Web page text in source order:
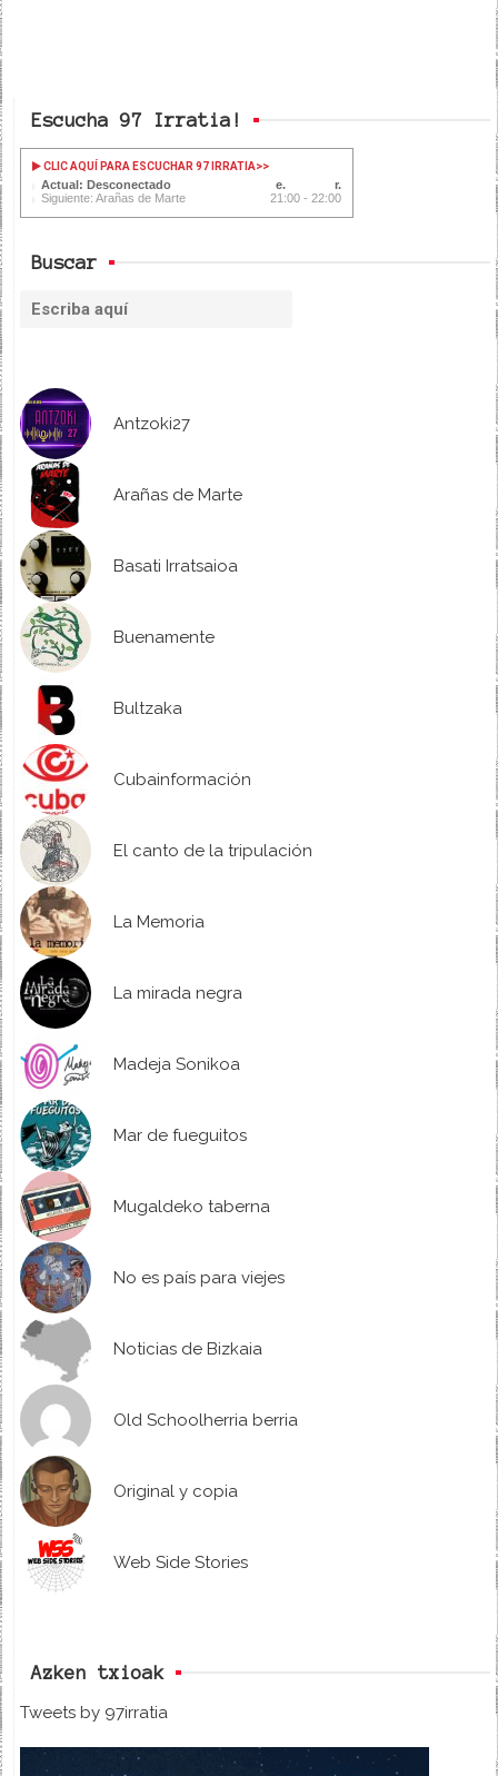
Escucha 97 Irratia!
CLIC AQUÍ PARA ESCUCHAR 97 IRRATIA>>
Actual: Desconectado
Siguiente: Arañas de Marte
21:00 - 22:00
Buscar
Antzoki27
Arañas de Marte
Basati Irratsaioa
Buenamente
Bultzaka
Cubainformación
El canto de la tripulación
La Memoria
La mirada negra
Madeja Sonikoa
Mar de fueguitos
Mugaldeko taberna
No es país para viejes
Noticias de Bizkaia
Old Schoolherria berria
Original y copia
Web Side Stories
Azken txioak
Tweets by 97irratia